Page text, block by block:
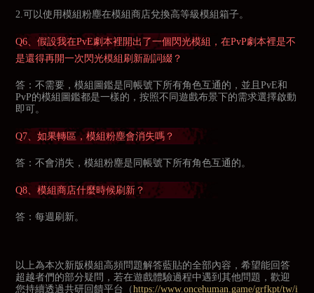
2.可以使用模組粉塵在模組商店兌換高等級模組箱子。
Q6、假設我在PvE劇本裡開出了一個閃光模組，在PvP劇本裡是不
是還得再開一次閃光模組刷新副詞綴？
答：不需要，模組圖鑑是同帳號下所有角色互通的，並且PvE和
PvP的模組圖鑑都是一樣的，按照不同遊戲布景下的需求選擇啟動
即可。
Q7、如果轉區，模組粉塵會消失嗎？
答：不會消失，模組粉塵是同帳號下所有角色互通的。
Q8、模組商店什麼時候刷新？
答：每週刷新。
以上為本次新版模組高頻問題解答藍貼的全部內容，希望能回答
超越者們的部分疑問，若在遊戲體驗過程中遇到其他問題，歡迎
您持續透過共研回饋平台（https://www.oncehuman.game/grfkpt/tw/i